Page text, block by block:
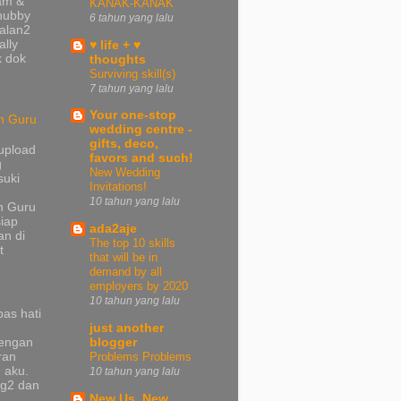
dok
Guru
Guru
di
hati
dan
KANAK-KANAK
6 tahun yang lalu
♥ life + ♥
thoughts
Surviving skill(s)
7 tahun yang lalu
Your one-stop
wedding centre -
gifts, deco,
favors and such!
New Wedding
Invitations!
10 tahun yang lalu
ada2aje
The top 10 skills
that will be in
demand by all
employers by 2020
10 tahun yang lalu
just another
blogger
Problems Problems
10 tahun yang lalu